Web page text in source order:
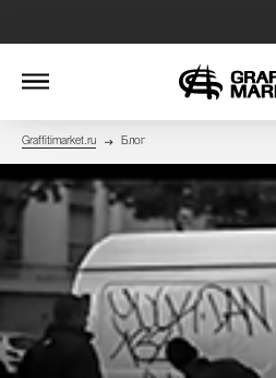
Graffitimarket.ru Блог